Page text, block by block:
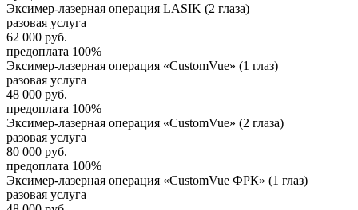
Эксимер-лазерная операция LASIK (2 глаза)
разовая услуга
62 000 руб.
предоплата 100%
Эксимер-лазерная операция «CustomVue» (1 глаз)
разовая услуга
48 000 руб.
предоплата 100%
Эксимер-лазерная операция «CustomVue» (2 глаза)
разовая услуга
80 000 руб.
предоплата 100%
Эксимер-лазерная операция «CustomVue ФРК» (1 глаз)
разовая услуга